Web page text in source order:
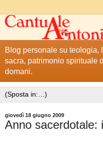
Blog personale su teologia,
sacra, patrimonio spirituale
domani.
giovedì 18 giugno 2009
Anno sacerdotale: